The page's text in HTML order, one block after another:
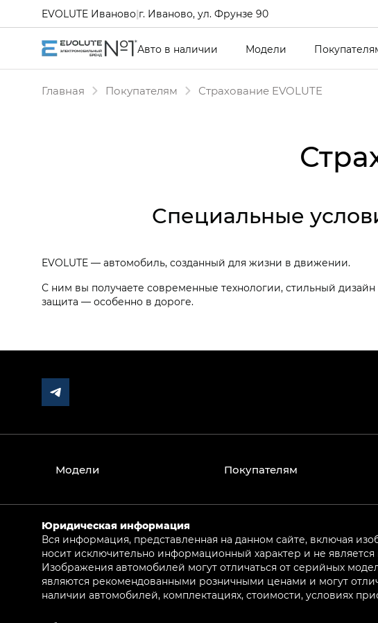
EVOLUTE Иваново|г. Иваново, ул. Фрунзе 90
Авто в наличии Модели
Главная Покупателям Страхование EVOLUTE
Специальные
EVOLUTE — автомобиль, созданный для жизни в движении.
С ним вы получаете современные технологии, стильный
защита — особенно в дороге.
Модели Покупателям
Юридическая информация
Вся информация, представленная на данном сайте, включая
носит исключительно информационный характер и не
Изображения автомобилей могут отличаться от серийных
являются рекомендованными розничными ценами и могут
наличии автомобилей, комплектациях, стоимости, условиях